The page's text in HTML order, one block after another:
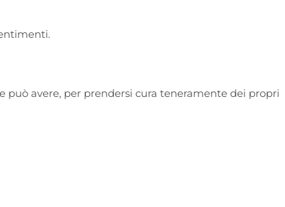
avere, per prendersi cura teneramente dei propri